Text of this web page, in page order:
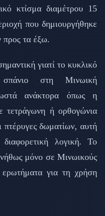
κτίσμα διαμέτρου 15
που δημιουργήθηκε
προς τα έξω.
γιατί το κυκλικό
σπάνιο στη Μινωική
ανάκτορα όπως η
τετράγωνη ή ορθογώνια
πτέρυγες δωματίων, αυτή
λογική. Το
μόνο σε Μινωικούς
ερωτήματα για τη χρήση